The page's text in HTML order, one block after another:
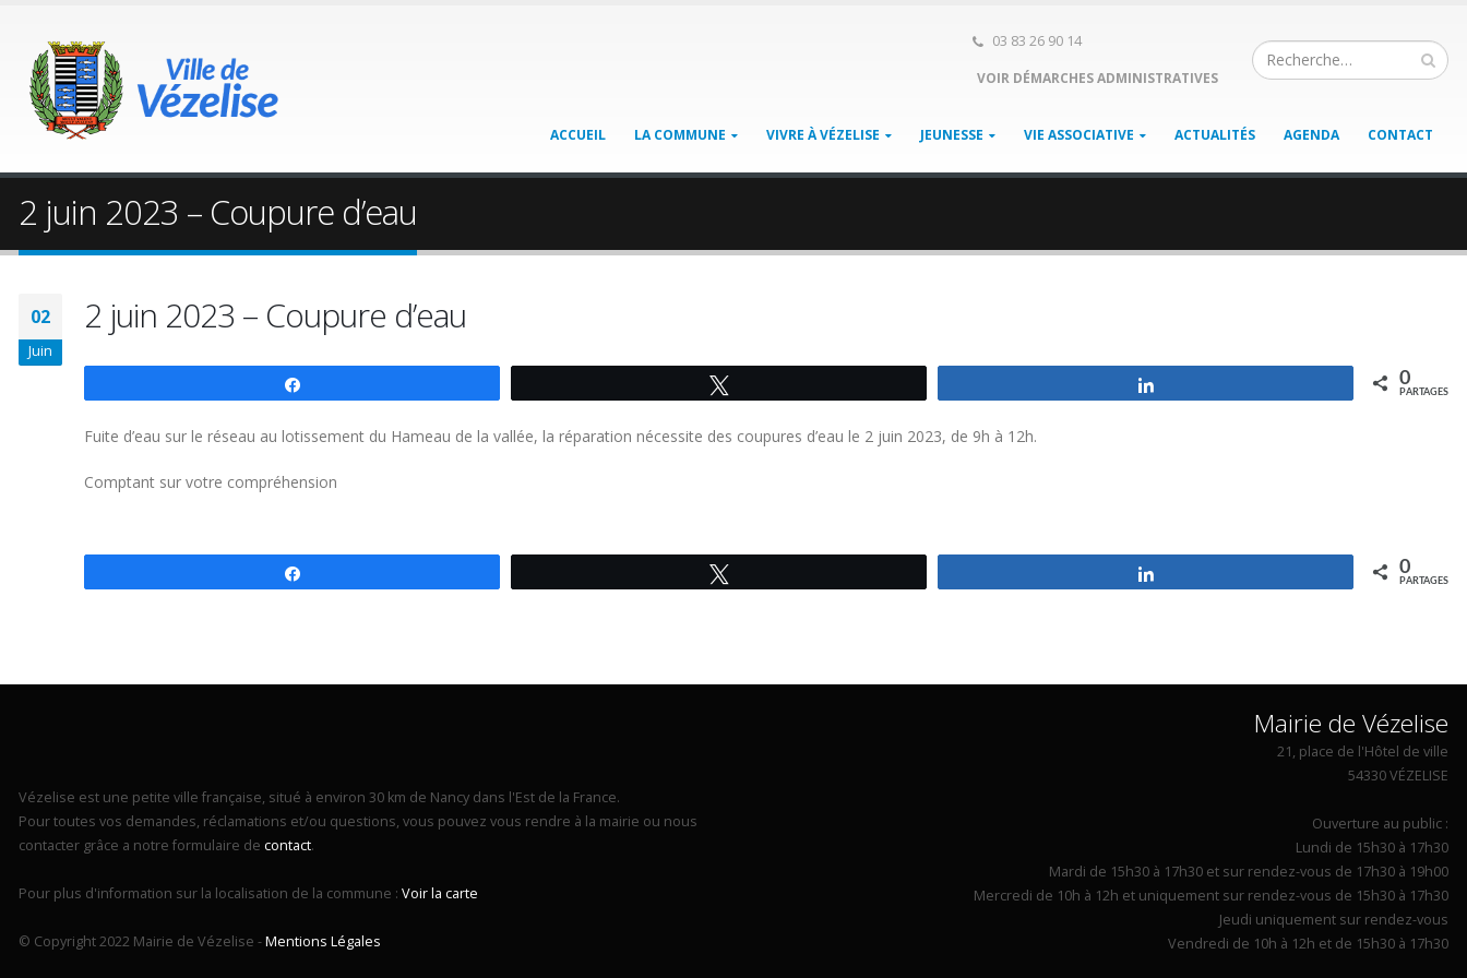
03 83 26 90 14
VOIR DÉMARCHES ADMINISTRATIVES
ACCUEIL LA COMMUNE VIVRE À VÉZELISE JEUNESSE VIE ASSOCIATIVE ACTUALITÉS AGENDA CONTACT
2 juin 2023 – Coupure d’eau
02
Juin
2 juin 2023 – Coupure d’eau
0
PARTAGES
Fuite d’eau sur le réseau au lotissement du Hameau de la vallée, la réparation nécessite des coupures d’eau le 2 juin 2023, de 9h à 12h.
Comptant sur votre compréhension
0
PARTAGES
Vézelise est une petite ville française, situé à environ 30 km de Nancy dans l'Est de la France.
Pour toutes vos demandes, réclamations et/ou questions, vous pouvez vous rendre à la mairie ou nous
contacter grâce a notre formulaire de contact.
Pour plus d'information sur la localisation de la commune : Voir la carte
© Copyright 2022 Mairie de Vézelise -Mentions Légales
Mairie de Vézelise
21, place de l'Hôtel de ville
54330 VÉZELISE
Ouverture au public :
Lundi de 15h30 à 17h30
Mardi de 15h30 à 17h30 et sur rendez-vous de 17h30 à 19h00
Mercredi de 10h à 12h et uniquement sur rendez-vous de 15h30 à 17h30
Jeudi uniquement sur rendez-vous
Vendredi de 10h à 12h et de 15h30 à 17h30